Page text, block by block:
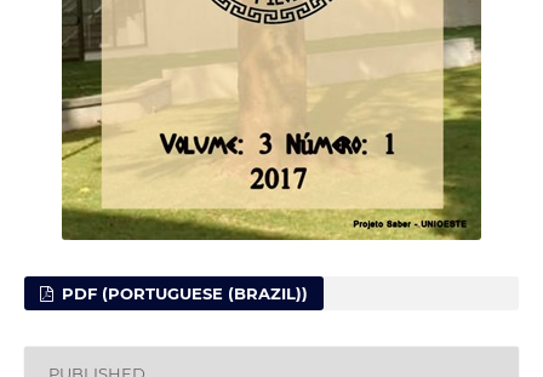
PDF (PORTUGUESE (BRAZIL))
PUBLISHED